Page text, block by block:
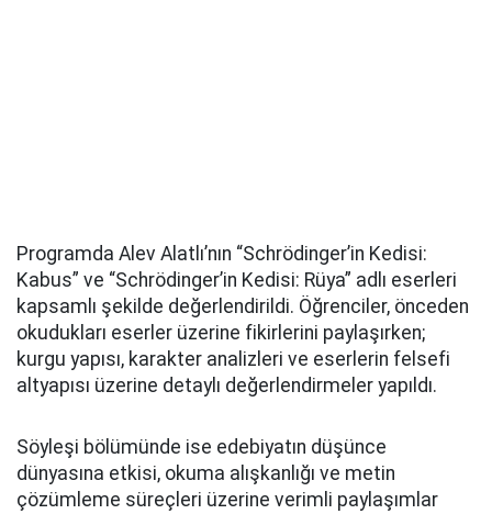
Programda Alev Alatlı’nın “Schrödinger’in Kedisi:
Kabus” ve “Schrödinger’in Kedisi: Rüya” adlı eserleri
kapsamlı şekilde değerlendirildi. Öğrenciler, önceden
okudukları eserler üzerine fikirlerini paylaşırken;
kurgu yapısı, karakter analizleri ve eserlerin felsefi
altyapısı üzerine detaylı değerlendirmeler yapıldı.
Söyleşi bölümünde ise edebiyatın düşünce
dünyasına etkisi, okuma alışkanlığı ve metin
çözümleme süreçleri üzerine verimli paylaşımlar